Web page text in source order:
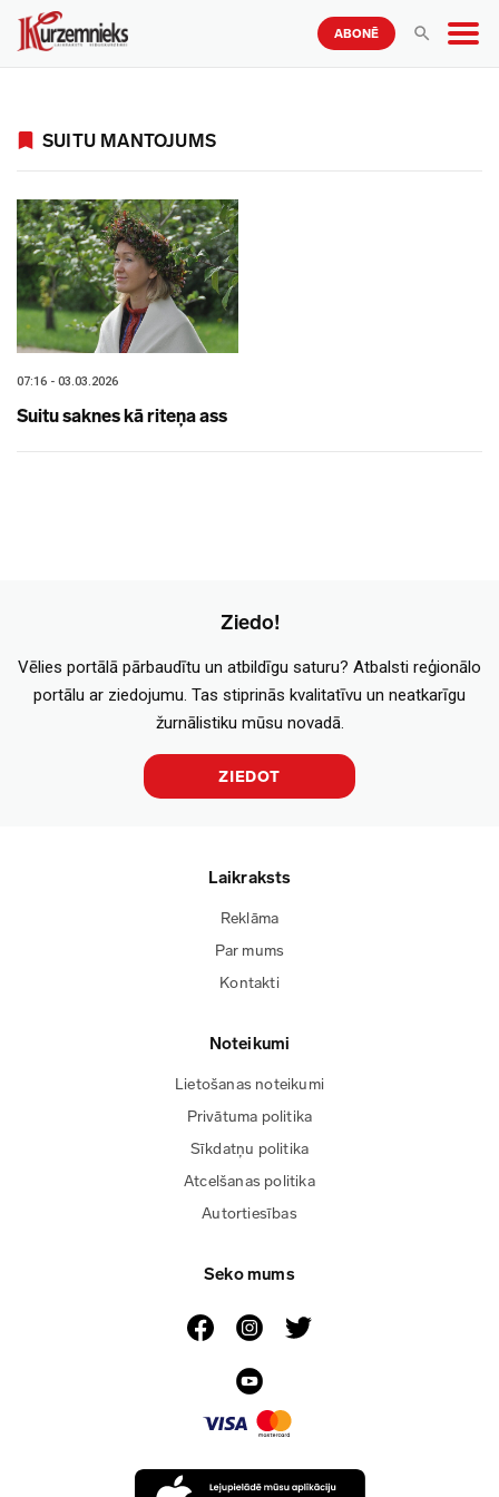
ABONĒ
SUITU MANTOJUMS
07:16 - 03.03.2026
Suitu saknes kā riteņa ass
Ziedo!
Vēlies portālā pārbaudītu un atbildīgu saturu? Atbalsti reģionālo
portālu ar ziedojumu. Tas stiprinās kvalitatīvu un neatkarīgu
žurnālistiku mūsu novadā.
ZIEDOT
Laikraksts
Reklāma
Par mums
Kontakti
Noteikumi
Lietošanas noteikumi
Privātuma politika
Sīkdatņu politika
Atcelšanas politika
Autortiesības
Seko mums